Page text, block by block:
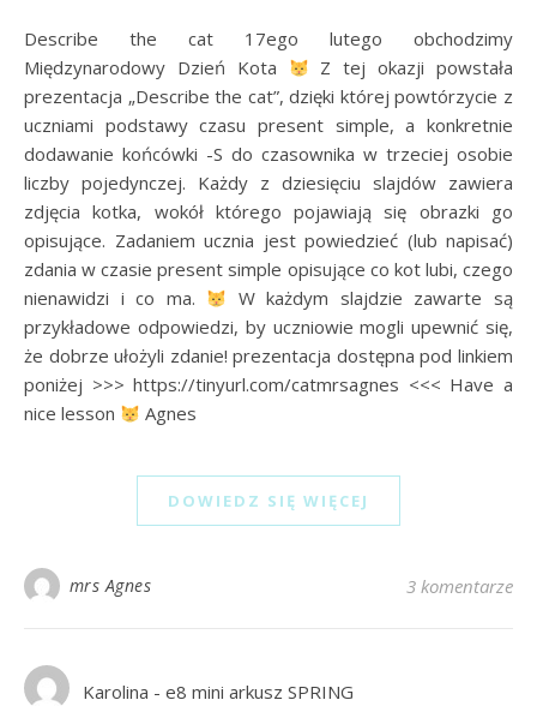
Describe the cat 17ego lutego obchodzimy
Międzynarodowy Dzień Kota
Z tej okazji powstała
prezentacja „Describe the cat”, dzięki której powtórzycie z
uczniami podstawy czasu present simple, a konkretnie
dodawanie końcówki -S do czasownika w trzeciej osobie
liczby pojedynczej. Każdy z dziesięciu slajdów zawiera
zdjęcia kotka, wokół którego pojawiają się obrazki go
opisujące. Zadaniem ucznia jest powiedzieć (lub napisać)
zdania w czasie present simple opisujące co kot lubi, czego
nienawidzi i co ma.
W każdym slajdzie zawarte są
przykładowe odpowiedzi, by uczniowie mogli upewnić się,
że dobrze ułożyli zdanie! prezentacja dostępna pod linkiem
poniżej >>> https://tinyurl.com/catmrsagnes <<< Have a
nice lesson
Agnes
DOWIEDZ SIĘ WIĘCEJ
mrs Agnes 3 komentarze
Karolina - e8 mini arkusz SPRING